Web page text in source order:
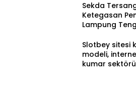
Sekda
Ketegasan
Lampung
Slotbey sitesi
modeli,
kumar